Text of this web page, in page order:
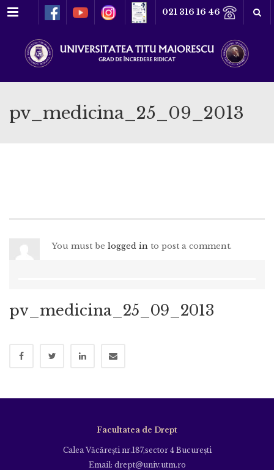
Meniu 021 316 16 46
pv_medicina_25_09_2013
You must be logged in to post a comment.
pv_medicina_25_09_2013
Facultatea de Drept
Calea Văcăreşti nr.187,sector 4 Bucureşti
Email: drept@univ.utm.ro